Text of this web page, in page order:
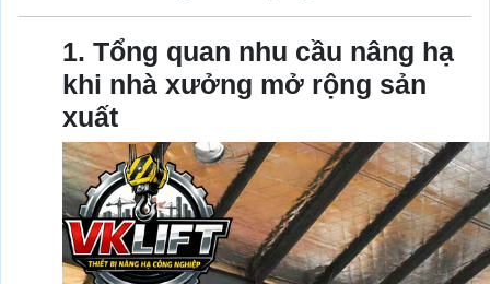
1. Tổng quan nhu cầu nâng hạ
khi nhà xưởng mở rộng sản
xuất